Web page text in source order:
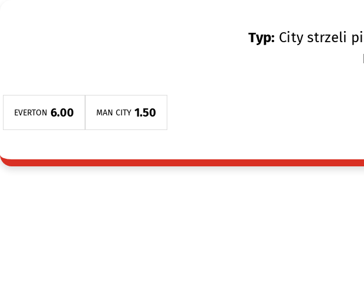
Typ: City strzeli
EVERTON 6.00 MAN CITY 1.50